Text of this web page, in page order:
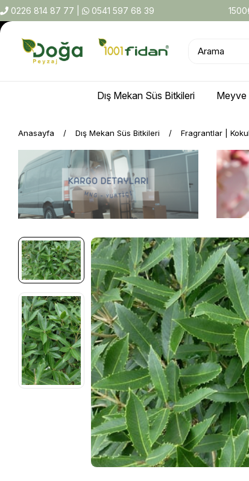
0226 814 87 77 0541 597 68 39
Dış Mekan Süs Bitkileri Meyve
Anasayfa Dış Mekan Süs Bitkileri Fragrantlar |